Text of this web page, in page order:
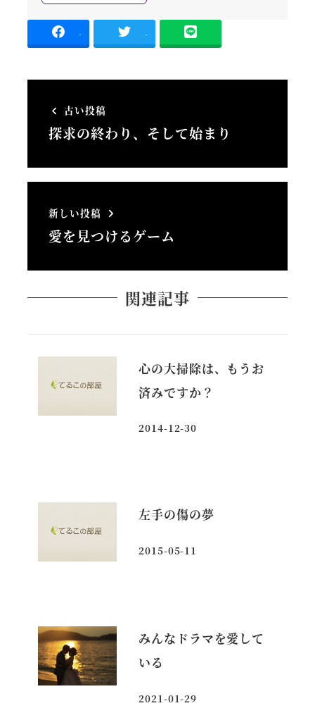
- -
古い投稿
探求の終わり、そして始まり
新しい投稿
愛を見つけるゲーム
関連記事
心の大掃除は、もうお
済みですか？
投稿日
2014-12-30
左手の傷の夢
投稿日
2015-05-11
みんなドラマを愛して
いる
投稿日
2021-01-29